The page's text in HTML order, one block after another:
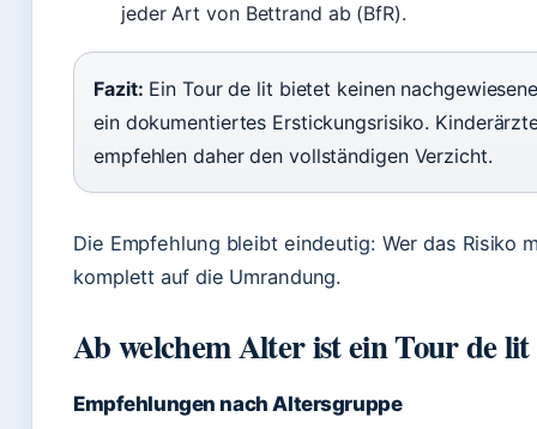
jeder Art von Bettrand ab (BfR).
Fazit: Ein Tour de lit bietet keinen
ein dokumentiertes Erstickungsrisiko.
empfehlen daher den vollständigen Verzicht.
Die Empfehlung bleibt eindeutig: Wer das Risiko
komplett auf die Umrandung.
Ab welchem Alter ist ein Tour de lit
Empfehlungen nach Altersgruppe